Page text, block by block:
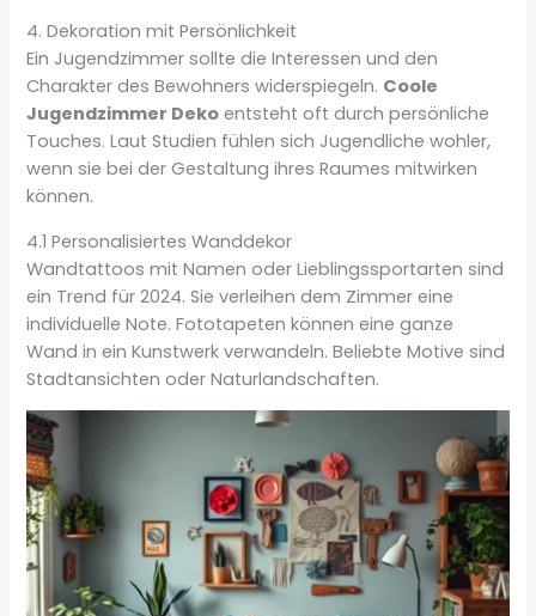
4. Dekoration mit Persönlichkeit
Ein Jugendzimmer sollte die Interessen und den
Charakter des Bewohners widerspiegeln. Coole
Jugendzimmer Deko entsteht oft durch persönliche
Touches. Laut Studien fühlen sich Jugendliche wohler,
wenn sie bei der Gestaltung ihres Raumes mitwirken
können.
4.1 Personalisiertes Wanddekor
Wandtattoos mit Namen oder Lieblingssportarten sind
ein Trend für 2024. Sie verleihen dem Zimmer eine
individuelle Note. Fototapeten können eine ganze
Wand in ein Kunstwerk verwandeln. Beliebte Motive sind
Stadtansichten oder Naturlandschaften.